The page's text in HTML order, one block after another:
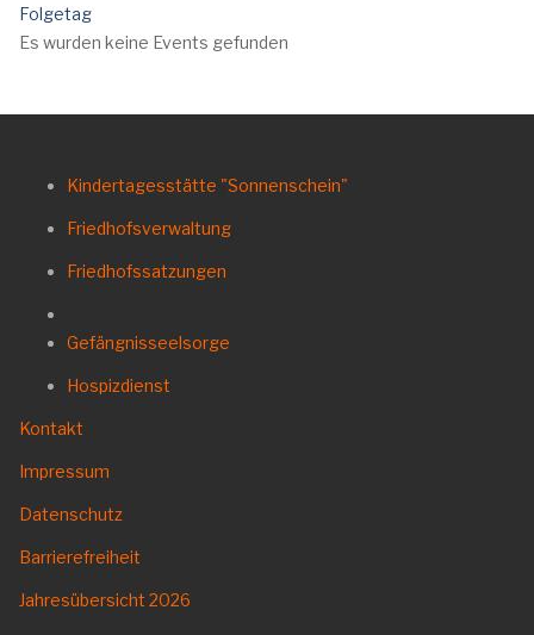
Folgetag
Es wurden keine Events gefunden
Kindertagesstätte "Sonnenschein"
Friedhofsverwaltung
Friedhofssatzungen
Gefängnisseelsorge
Hospizdienst
Kontakt
Impressum
Datenschutz
Barrierefreiheit
Jahresübersicht 2026